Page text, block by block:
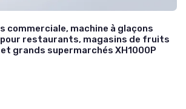
commerciale, machine à glaçons
restaurants, magasins de fruits
grands supermarchés XH1000P